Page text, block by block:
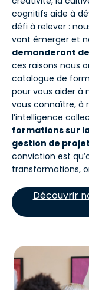
cognitifs aide à
défi à relever :
vont émerger et
demanderont
ces raisons nous
catalogue de
pour vous aider à
vous connaître, à
l’intelligence
formations sur
gestion de
conviction est
transformations,
Découvrir